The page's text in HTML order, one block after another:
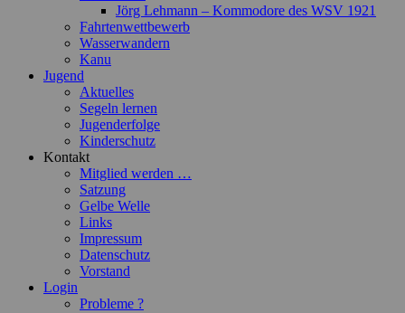
Jörg Lehmann – Kommodore des WSV 1921
Fahrtenwettbewerb
Wasserwandern
Kanu
Jugend
Aktuelles
Segeln lernen
Jugenderfolge
Kinderschutz
Kontakt
Mitglied werden …
Satzung
Gelbe Welle
Links
Impressum
Datenschutz
Vorstand
Login
Probleme ?